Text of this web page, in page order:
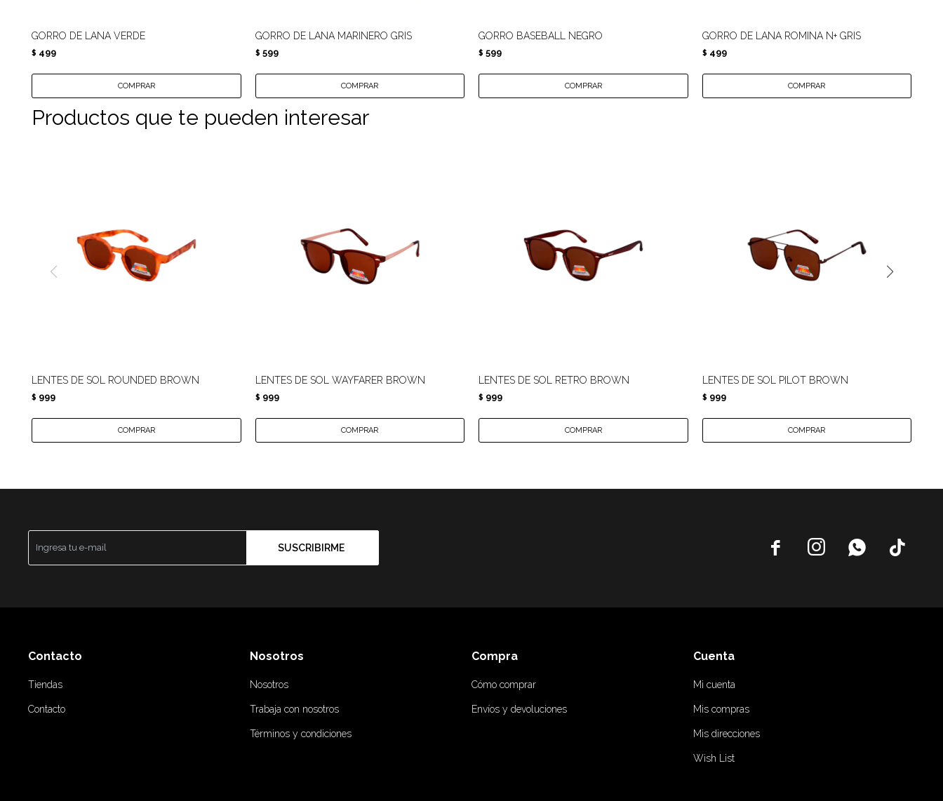
GORRO DE LANA VERDE
$ 499
GORRO DE LANA MARINERO GRIS
$ 599
GORRO BASEBALL NEGRO
$ 599
GORRO DE LANA ROMINA N+ GRIS
$ 499
Productos que te pueden interesar
LENTES DE SOL ROUNDED BROWN
$ 999
LENTES DE SOL WAYFARER BROWN
$ 999
LENTES DE SOL RETRO BROWN
$ 999
LENTES DE SOL PILOT BROWN
$ 999
SUSCRIBIRME    
Contacto
Tiendas
Contacto
Nosotros
Nosotros
Trabaja con nosotros
Términos y condiciones
Compra
Cómo comprar
Envíos y devoluciones
Cuenta
Mi cuenta
Mis compras
Mis direcciones
Wish List